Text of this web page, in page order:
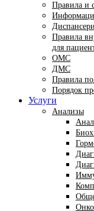
Правила и
Правила
для
ОМС
ДМС
Правила
Порядок
Услуги
Анализы